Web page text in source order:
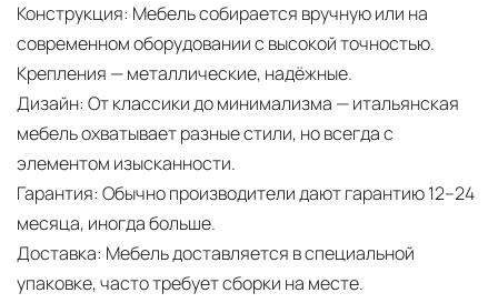
Конструкция: Мебель собирается вручную или на
современном оборудовании с высокой точностью.
Крепления — металлические, надёжные.
Дизайн: От классики до минимализма — итальянская
мебель охватывает разные стили, но всегда с
элементом изысканности.
Гарантия: Обычно производители дают гарантию 12–24
месяца, иногда больше.
Доставка: Мебель доставляется в специальной
упаковке, часто требует сборки на месте.